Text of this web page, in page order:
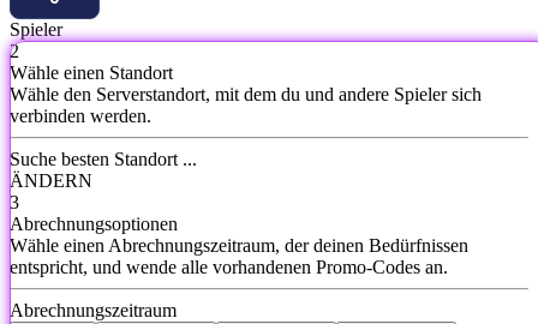
Spieler
2
Wähle einen Standort
Wähle den Serverstandort, mit dem du und andere Spieler sich
verbinden werden.
Suche besten Standort ...
ÄNDERN
3
Abrechnungsoptionen
Wähle einen Abrechnungszeitraum, der deinen Bedürfnissen
entspricht, und wende alle vorhandenen Promo-Codes an.
Abrechnungszeitraum